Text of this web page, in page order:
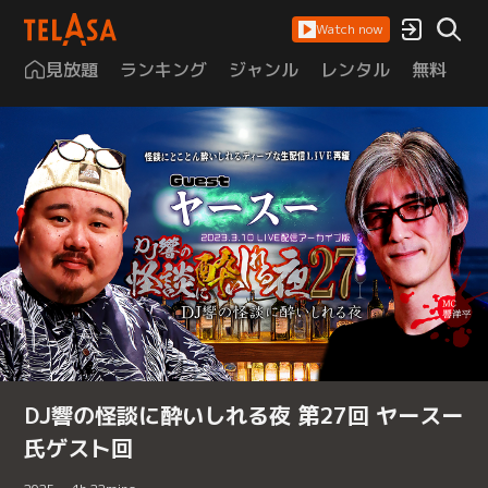
Watch now
見放題 ランキング ジャンル レンタル 無料
DJ響の怪談に酔いしれる夜 第27回 ヤースー
氏ゲスト回